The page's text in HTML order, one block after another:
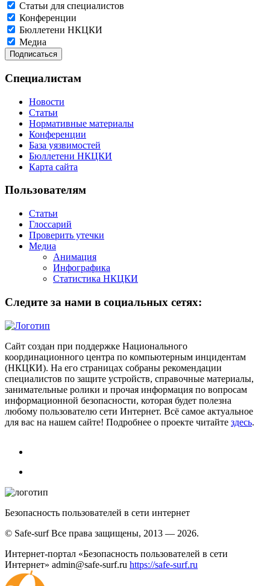
Статьи для специалистов
Конференции
Бюллетени НКЦКИ
Медиа
Специалистам
Новости
Статьи
Нормативные материалы
Конференции
База уязвимостей
Бюллетени НКЦКИ
Карта сайта
Пользователям
Статьи
Глоссарий
Проверить утечки
Медиа
Анимация
Инфографика
Статистика НКЦКИ
Следите за нами в социальных сетях:
Сайт создан при поддержке Национального
координационного центра по компьютерным инцидентам
(НКЦКИ). На его страницах собраны рекомендации
специалистов по защите устройств, справочные материалы,
занимательные ролики и прочая информация по вопросам
информационной безопасности, которая будет полезна
любому пользователю сети Интернет. Всё самое актуальное
для вас на нашем сайте! Подробнее о проекте читайте здесь.
Безопасность пользователей в сети интернет
© Safe-surf Все права защищены, 2013 — 2026.
Интернет-портал «Безопасность пользователей в сети
Интернет» admin@safe-surf.ru https://safe-surf.ru